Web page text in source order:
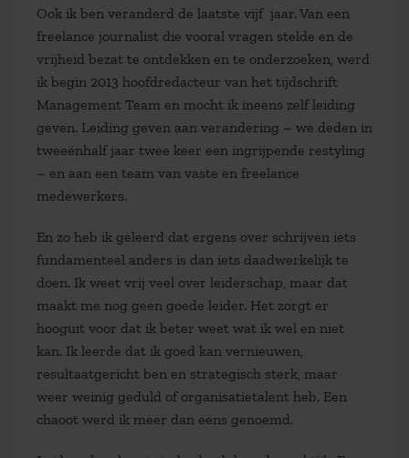
Ook ik ben veranderd de laatste vijf jaar. Van een
freelance journalist die vooral vragen stelde en de
vrijheid bezat te ontdekken en te onderzoeken, werd
ik begin 2013 hoofdredacteur van het tijdschrift
Management Team en mocht ik ineens zelf leiding
geven. Leiding geven aan verandering – we deden in
tweeënhalf jaar twee keer een ingrijpende restyling
– en aan een team van vaste en freelance
medewerkers.
En zo heb ik geleerd dat ergens over schrijven iets
fundamenteel anders is dan iets daadwerkelijk te
doen. Ik weet vrij veel over leiderschap, maar dat
maakt me nog geen goede leider. Het zorgt er
hooguit voor dat ik beter weet wat ik wel en niet
kan. Ik leerde dat ik goed kan vernieuwen,
resultaatgericht ben en strategisch sterk, maar
weer weinig geduld of organisatietalent heb. Een
chaoot werd ik meer dan eens genoemd.